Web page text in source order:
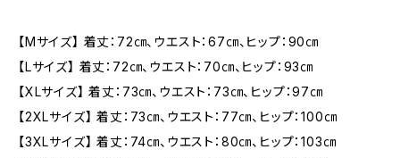
【Mサイズ】 着丈：72㎝、ウエスト：67㎝、ヒップ：90㎝
【Lサイズ】 着丈：72㎝、ウエスト：70㎝、ヒップ：93㎝
【XLサイズ】 着丈：73㎝、ウエスト：73㎝、ヒップ：97㎝
【2XLサイズ】 着丈：73㎝、ウエスト：77㎝、ヒップ：100㎝
【3XLサイズ】 着丈：74㎝、ウエスト：80㎝、ヒップ：103㎝